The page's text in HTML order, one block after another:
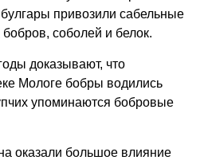
привозили сабельные
соболей и белок.
доказывают, что
Мологе бобры водились
упоминаются бобровые
оказали большое влияние